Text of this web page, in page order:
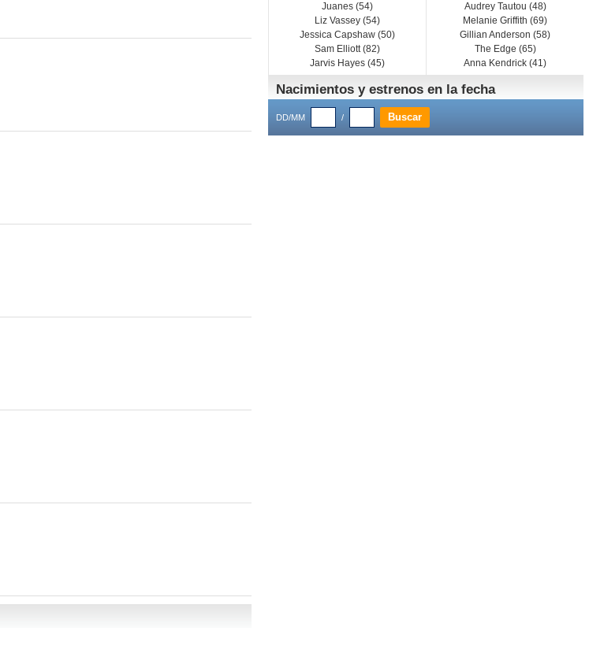
Juanes (54)
Liz Vassey (54)
Jessica Capshaw (50)
Sam Elliott (82)
Jarvis Hayes (45)
Audrey Tautou (48)
Melanie Griffith (69)
Gillian Anderson (58)
The Edge (65)
Anna Kendrick (41)
Nacimientos y estrenos en la fecha
DD/MM /